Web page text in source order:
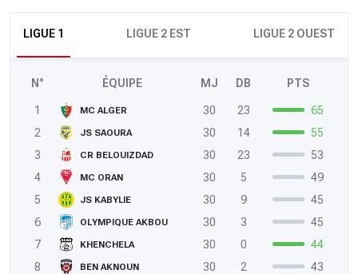
LIGUE 1 LIGUE 2 EST LIGUE 2 OUEST
N° ÉQUIPE MJ DB PTS
1 MC ALGER 30 23
65
2
JS SAOURA 30 14
55
3
CR BELOUIZDAD 30 23
53
4
MC ORAN 30 5
49
5
JS KABYLIE 30 9
45
6
OLYMPIQUE AKBOU 30 3
45
7
KHENCHELA 30 0
44
8
BEN AKNOUN 30 2
43